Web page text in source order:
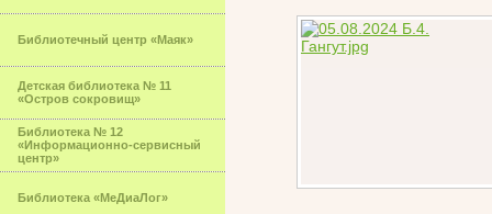
Библиотечный центр «Маяк»
Детская библиотека № 11
«Остров сокровищ»
Библиотека № 12
«Информационно-сервисный
центр»
Библиотека «МеДиаЛог»